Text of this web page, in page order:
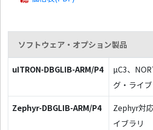
ソフトウェア・オプション製品
uITRON-DBGLIB-ARM/P4
µC3、
グ・ライ
Zephyr-DBGLIB-ARM/P4
Zephyr対
イブラリ